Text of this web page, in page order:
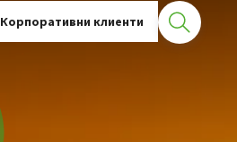
Корпоративни клиенти